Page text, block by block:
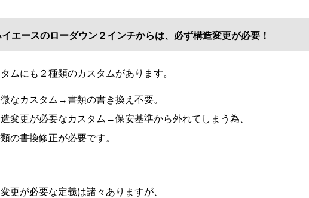
エースのローダウン２インチからは、必ず構造変更が必要！
ムにも２種類のカスタムがあります。
微なカスタム→書類の書き換え不要。
造変更が必要なカスタム→保安基準から外れてしまう為、
の書換修正が必要です。
更が必要な定義は諸々ありますが、